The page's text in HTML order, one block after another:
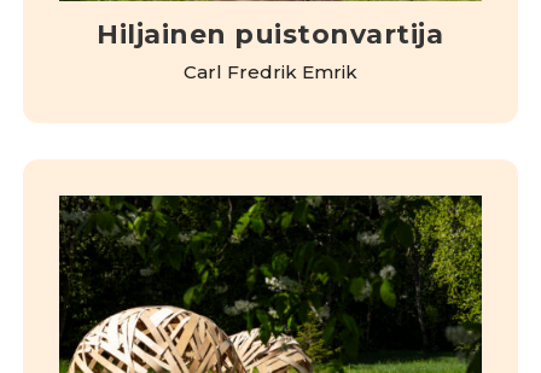
Hiljainen puistonvartija
Carl Fredrik Emrik